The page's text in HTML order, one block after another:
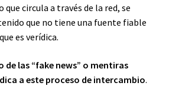
que circula a través de la red, se
que no tiene una fuente fiable
es verídica.
de las “fake news” o mentiras
a este proceso de intercambio.